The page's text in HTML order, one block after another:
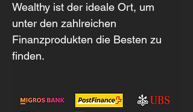
Wealthy ist der ideale Ort, um
unter den zahlreichen
Finanzprodukten die Besten zu
finden.